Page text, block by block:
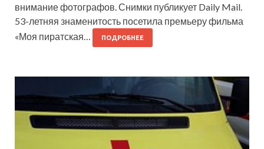
внимание фотографов. Снимки публикует Daily Mail.
53-летняя знаменитость посетила премьеру фильма
«Моя пиратская…
ПОДРОБНЕЕ